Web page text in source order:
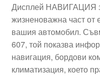
Дисплей НАВИГАЦИЯ
жизненоважна част от
вашия автомобил.
607, той показва
навигация, бордови
климатизация, което